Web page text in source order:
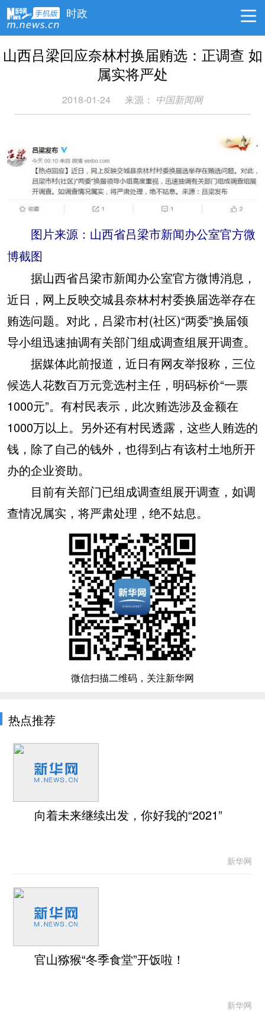
时政
山西吕梁回应奈林村换届贿选：正调查 如
属实将严处
2018-01-24 来源： 中国新闻网
图片来源：山西省吕梁市新闻办公室官方微
博截图
据山西省吕梁市新闻办公室官方微博消息，
近日，网上反映交城县奈林村村委换届选举存在
贿选问题。对此，吕梁市村(社区)“两委”换届领
导小组迅速抽调有关部门组成调查组展开调查。
据媒体此前报道，近日有网友举报称，三位
候选人花数百万元竞选村主任，明码标价“一票
1000元”。有村民表示，此次贿选涉及金额在
1000万以上。另外还有村民透露，这些人贿选的
钱，除了自己的钱外，也得到占有该村土地所开
办的企业资助。
目前有关部门已组成调查组展开调查，如调
查情况属实，将严肃处理，绝不姑息。
微信扫描二维码，关注新华网
热点推荐
向着未来继续出发，你好我的“2021”
新华网
官山猕猴“冬季食堂”开饭啦！
新华网